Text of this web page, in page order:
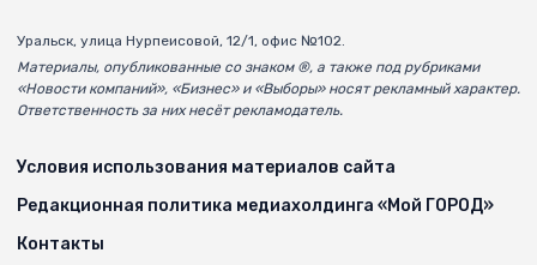
Уральск, улица Нурпеисовой, 12/1, офис №102.
Материалы, опубликованные со знаком ®, а также под рубриками
«Новости компаний», «Бизнес» и «Выборы» носят рекламный характер.
Ответственность за них несёт рекламодатель.
Условия использования материалов сайта
Редакционная политика медиахолдинга «Мой ГОРОД»
Контакты